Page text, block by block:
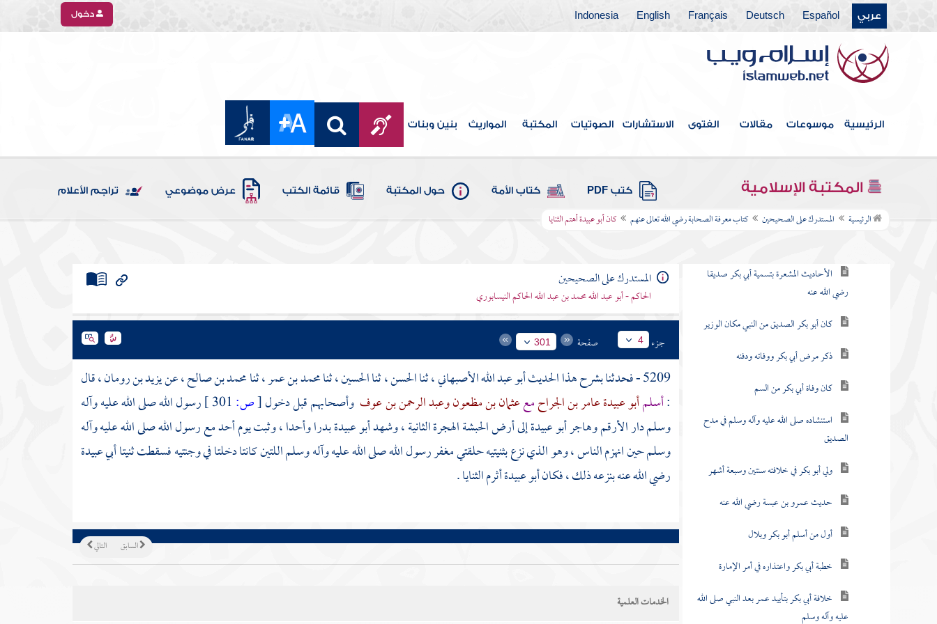
عربي Español
Deutsch
Français
English
Indonesia دخول
الرئيسية موسوعات مقالات الفتوى الاستشارات الصوتيات المكتبة المواريث بنين وبنات
المكتبة الإسلامية كتب PDF كتاب الأمة حول المكتبة قائمة الكتب عرض موضوعي تراجم الأعلام
الرئيسية المستدرك على الصحيحين كتاب معرفة الصحابة رضي الله تعالى عنهم كان أبو عبيدة أهتم الثنايا
كتاب التفسير
كتاب تواريخ المتقدمين من الأنبياء والمرسلين
ومن كتاب آيات رسول الله صلى الله عليه وآله
وسلم التي في دلائل النبوة
كتاب الهجرة الأولى إلى الحبشة
كتاب الهجرة
كتاب المغازي والسرايا
كتاب معرفة الصحابة رضي الله تعالى عنهم
الأحاديث المشعرة بتسمية أبي بكر صديقا
رضي الله عنه
كان أبو بكر الصديق من النبي مكان الوزير
ذكر مرض أبي بكر ووفاته ودفنه
كان وفاة أبي بكر من السم
استنشاده صلى الله عليه وآله وسلم في مدح
الصديق
ولي أبو بكر في خلافته سنتين وسبعة أشهر
حديث عمرو بن عبسة رضي الله عنه
أول من أسلم أبو بكر وبلال
خطبة أبي بكر واعتذاره في أمر الإمارة
خلافة أبي بكر بتأييد عمر بعد النبي صلى الله
عليه وآله وسلم
المستدرك على الصحيحين
الحاكم - أبو عبد الله محمد بن عبد الله الحاكم النيسابوري
جزء 4 صفحة 301
5209 - فحدثنا بشرح هذا الحديث أبو عبد الله الأصبهاني، ثناالحسن، ثناالحسين، ثنامحمد بن عمر، ثنامحمد بن صالح، عنيزيد بن رومان، قال
:أسلمأبو عبيدة عامر بن الجراحمععثمان بن مظعونوعبد الرحمن بن عوف وأصحابهم قبل دخول[ص:
رسول الله صلى الله عليه وآله
وسلم دار الأرقم وهاجرأبو عبيدةإلى أرضالحبشةالهجرة الثانية ، وشهدأبو عبيدةبدراوأحدا، وثبت يومأحدمع رسول الله صلى الله عليه وآله
وسلم حين انهزم الناس ، وهو الذي نزع بثنيتيه حلقتي مغفر رسول الله صلى الله عليه وآله وسلم اللتين كانتا دخلتا في وجنتيه فسقطت ثنيتاأبي عبيدة
رضي الله عنه بنزعه ذلك ، فكانأبو عبيدةأثرم الثنايا .
التالي السابق
الخدمات العلمية